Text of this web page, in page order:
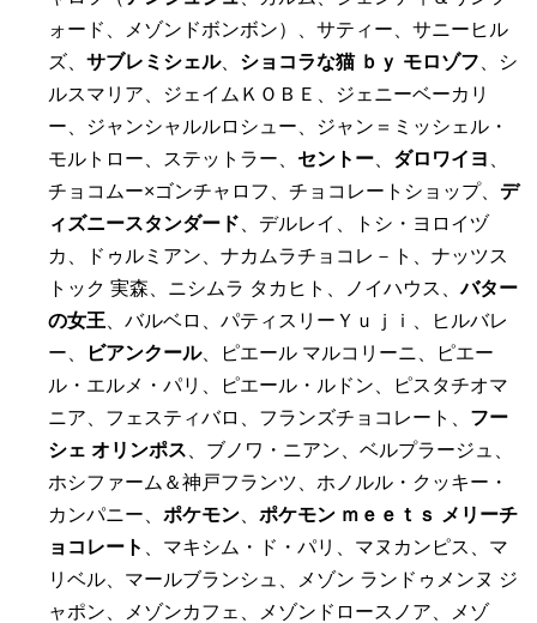
ォード、メゾンドボンボン）、サティー、サニーヒル
ズ、 サブレミシェル、 ショコラな猫 ｂｙ モロゾフ 、シ
ルスマリア、ジェイムＫＯＢＥ、ジェニーベーカリ
ー、ジャンシャルルロシュー、ジャン＝ミッシェル・
モルトロー、ステットラー、 セントー ダロワイヨ
チョコムー×ゴンチャロフ、チョコレートショップ、 デ
ィズニースタンダード 、デルレイ、トシ・ヨロイヅ
カ、ドゥルミアン、ナカムラチョコレ－ト、ナッツス
トック 実森、ニシムラ タカヒト、ノイハウス、バター
の女王 、バルベロ、パティスリーＹｕｊｉ、ヒルバレ
ー、
ビアンクール、ピエール マルコリーニ、ピエー
ル・エルメ・パリ、ピエール・ルドン、ピスタチオマ
ニア、フェスティバロ、フランズチョコレート、 フー
シェ オリンポス 、ブノワ・ニアン、ベルプラージュ、
ホシファーム＆神戸フランツ、ホノルル・クッキー・
カンパニー、 ポケモン
ポケモン ｍｅｅｔｓ メリーチ
ョコレート
、マキシム・ド・パリ、マヌカンピス、マ
リベル、マールブランシュ、メゾン ランドゥメンヌ ジ
ャポン、メゾンカフェ、メゾンドロースノア、メゾ